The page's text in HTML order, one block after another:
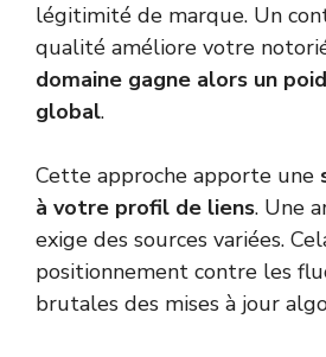
légitimité de marque. Un
qualité améliore votre
domaine gagne alors un
global.
Cette approche apporte une
à votre profil de liens. Une
exige des sources variées.
positionnement contre les
brutales des mises à jour